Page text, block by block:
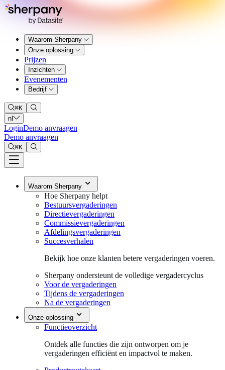
Waarom Sherpany
Onze oplossing
Prijzen
Inzichten
Evenementen
Bedrijf
⌘K
nl
LoginDemo anvraagen
Demo anvraagen
⌘K
Waarom Sherpany
Hoe Sherpany helpt
Bestuursvergaderingen
Directievergaderingen
Commissievergaderingen
Afdelingsvergaderingen
Succesverhalen
Bekijk hoe onze klanten betere vergaderingen voeren.
Sherpany ondersteunt de volledige vergadercyclus
Voor de vergaderingen
Tijdens de vergaderingen
Na de vergaderingen
Onze oplossing
Functieoverzicht
Ontdek alle functies die zijn ontworpen om je
vergaderingen efficiënt en impactvol te maken.